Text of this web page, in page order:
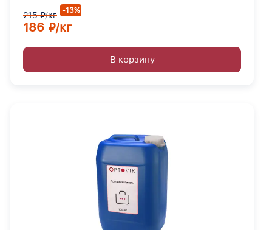
215 ₽/кг -13%
186 ₽/кг
В корзину